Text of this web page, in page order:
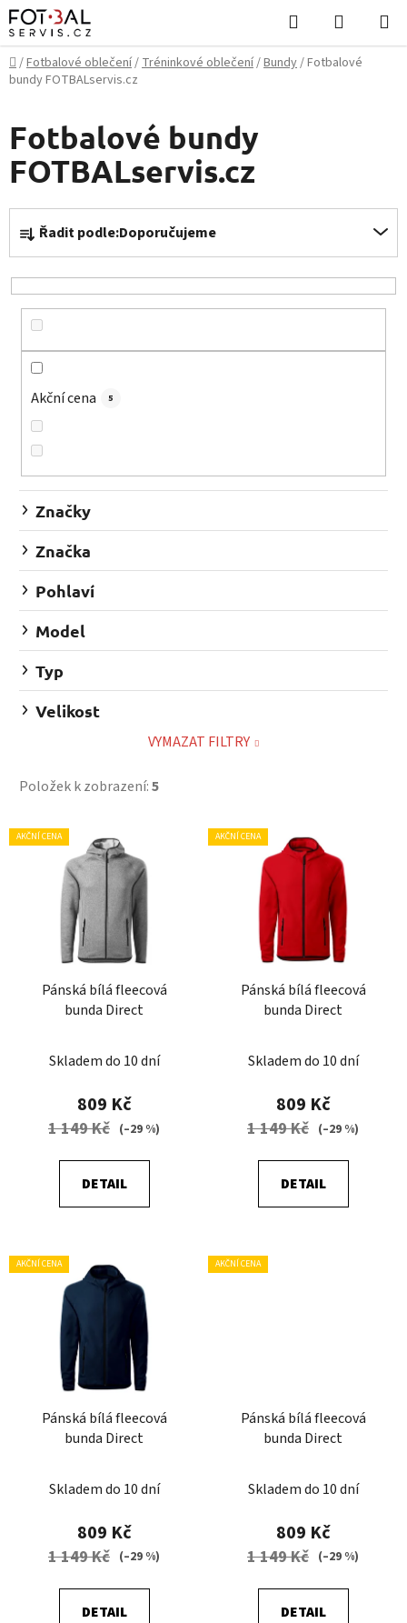
Přejít
na
obsah
Hledat
KOŠÍK
Domů
/Fotbalové oblečení/Tréninkové oblečení/Bundy/Fotbalové
bundy FOTBALservis.cz
Fotbalové bundy
FOTBALservis.cz
Ř
z
e
ů
Řadit podle:Doporučujeme
Akční cena 5
Značky
Značka
Pohlaví
Model
Typ
Velikost
VYMAZAT FILTRY
Položek k zobrazení:5
V
ý
AKČNÍ CENA
Pánská bílá fleecová
bunda Direct
Skladem do 10 dní
809 Kč
1 149 Kč (–29 %)
DETAIL
AKČNÍ CENA
Pánská bílá fleecová
bunda Direct
Skladem do 10 dní
809 Kč
1 149 Kč (–29 %)
DETAIL
AKČNÍ CENA
Pánská bílá fleecová
bunda Direct
Skladem do 10 dní
809 Kč
1 149 Kč (–29 %)
DETAIL
AKČNÍ CENA
Pánská bílá fleecová
bunda Direct
Skladem do 10 dní
809 Kč
1 149 Kč (–29 %)
DETAIL